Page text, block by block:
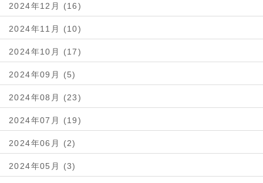
2024年12月 (16)
2024年11月 (10)
2024年10月 (17)
2024年09月 (5)
2024年08月 (23)
2024年07月 (19)
2024年06月 (2)
2024年05月 (3)